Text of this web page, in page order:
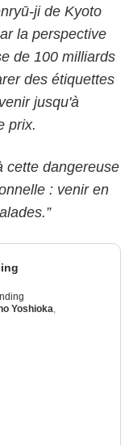
ji de Kyoto
la perspective
de 100 milliards
des étiquettes
jusqu'à
prix.
cette dangereuse
: venir en
Yoshioka